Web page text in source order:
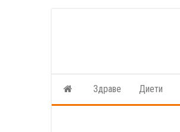
Здраве Диети